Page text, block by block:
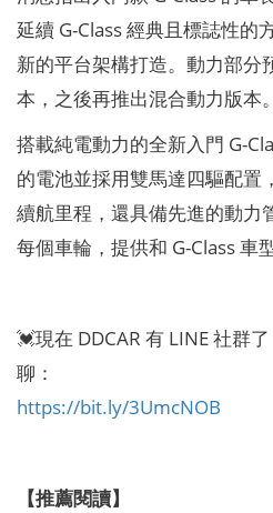
延續 G-Class 經典且標誌性的
新的平台架構打造。動力部分
本，之後再推出混合動力版本。
搭載純電動力的全新入門 G-
的電池並採用雙馬達四驅配置
續航里程，還具備先進的動力
每個車輪，提供和 G-Class 車
💓現在 DDCAR 有 LINE 社群
聊：
https://bit.ly/3UmcNOB
【推薦閱讀】